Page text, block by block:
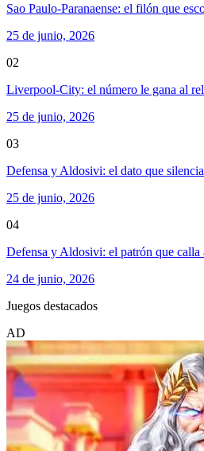
Sao Paulo-Paranaense: el filón que
25 de junio, 2026
02
Liverpool-City: el número le gana al
25 de junio, 2026
03
Defensa y Aldosivi: el dato que
25 de junio, 2026
04
Defensa y Aldosivi: el patrón que calla
24 de junio, 2026
Juegos destacados
AD